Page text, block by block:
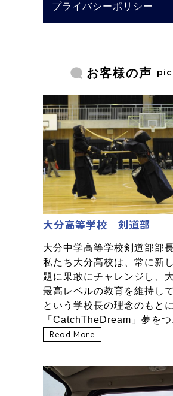
プライバシーポリシー
お客様の声
大分高等学校 剣道部
大分中学高等学校剣道部部
私たち大分高校は、常に新
題に果敢にチャレンジし、
最高レベルの教育を維持し
という学校長の理念のもとに
「CatchTheDream」夢をつ
Read More